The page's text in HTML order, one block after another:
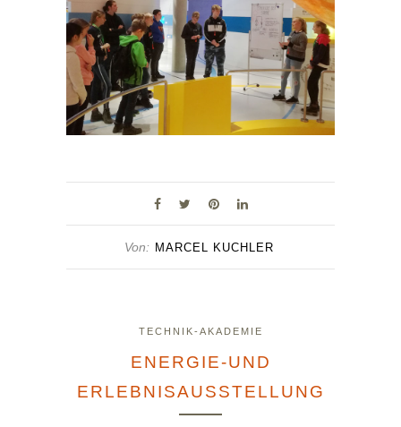
Von: MARCEL KUCHLER
TECHNIK-AKADEMIE
ENERGIE-UND
ERLEBNISAUSSTELLUNG